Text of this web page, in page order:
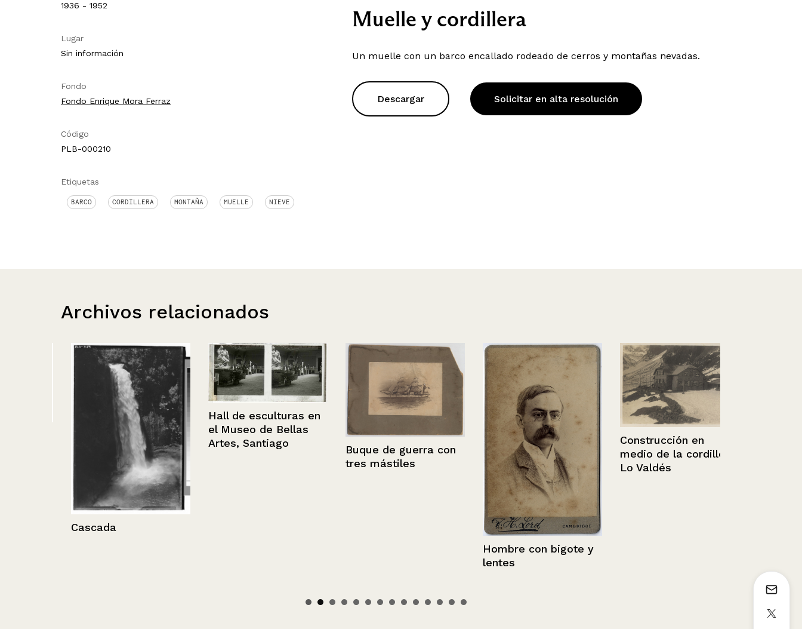
1936 - 1952
Lugar
Sin información
Fondo
Fondo Enrique Mora Ferraz
Código
PLB-000210
Etiquetas
BARCO CORDILLERA MONTAÑA MUELLE NIEVE
Muelle y cordillera
Un muelle con un barco encallado rodeado de cerros y montañas nevadas.
Descargar Solicitar en alta resolución
Archivos relacionados
Cascada
Hall de esculturas en
el Museo de Bellas
Artes, Santiago
Buque de guerra con
tres mástiles
Hombre con bigote y
lentes
Construcción en
medio de la cordillera,
Lo Valdés